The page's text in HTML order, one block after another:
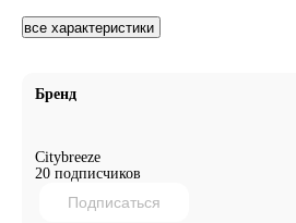
все характеристики
Бренд
Citybreeze
20 подписчиков
Подписаться